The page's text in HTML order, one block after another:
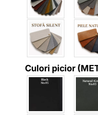
Culori picior